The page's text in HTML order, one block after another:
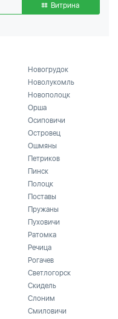
Витрина
Новогрудок
Новолукомль
Новополоцк
Орша
Осиповичи
Островец
Ошмяны
Петриков
Пинск
Полоцк
Поставы
Пружаны
Пуховичи
Ратомка
Речица
Рогачев
Светлогорск
Скидель
Слоним
Смиловичи